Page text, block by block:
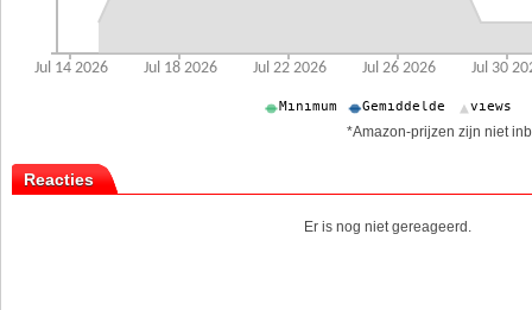
*Amazon-prijzen zijn niet
Reacties
Er is nog niet gereageerd.